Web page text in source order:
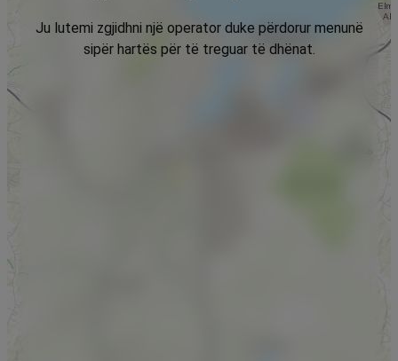
Ju lutemi zgjidhni një operator duke përdorur menunë
sipër hartës për të treguar të dhënat.